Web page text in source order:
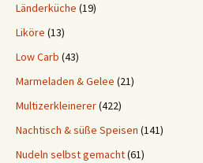
Länderküche (19)
Liköre (13)
Low Carb (43)
Marmeladen & Gelee (21)
Multizerkleinerer(422)
Nachtisch & süße Speisen (141)
Nudeln selbst gemacht(61)